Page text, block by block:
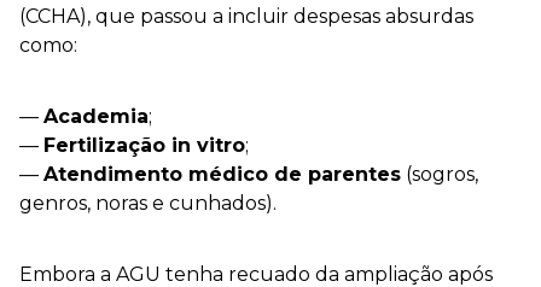
(CCHA), que passou a incluir despesas absurdas
como:
— Academia;
— Fertilização in vitro;
— Atendimento médico de parentes (sogros,
genros, noras e cunhados).
Embora a AGU tenha recuado da ampliação após